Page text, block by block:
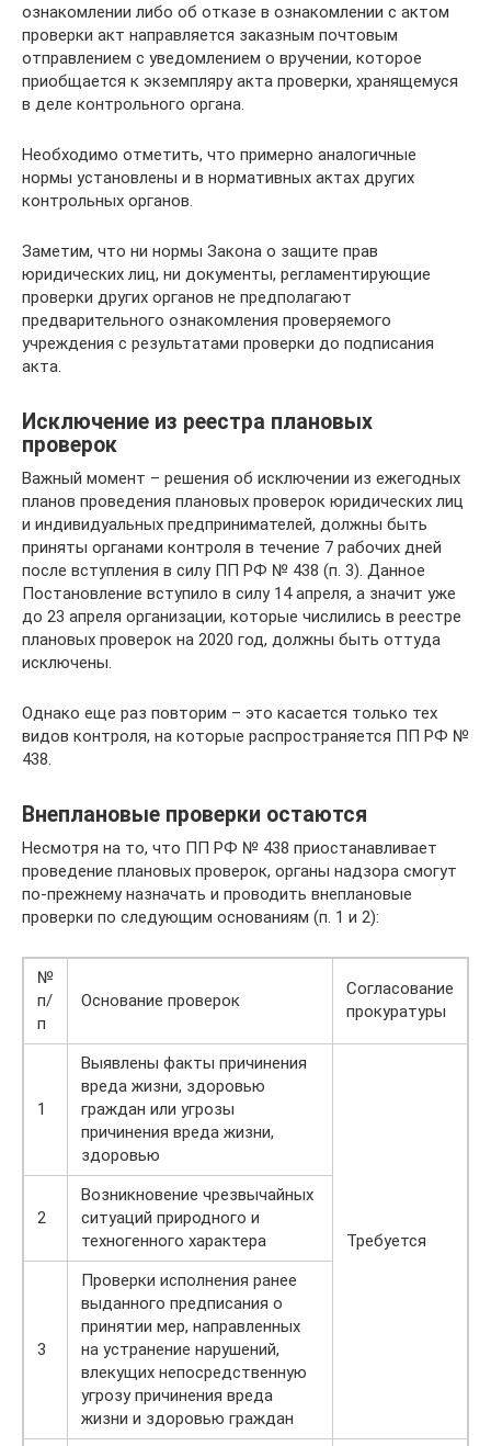
ознакомлении либо об отказе в ознакомлении с актом
проверки акт направляется заказным почтовым
отправлением с уведомлением о вручении, которое
приобщается к экземпляру акта проверки, хранящемуся
в деле контрольного органа.
Необходимо отметить, что примерно аналогичные
нормы установлены и в нормативных актах других
контрольных органов.
Заметим, что ни нормы Закона о защите прав
юридических лиц, ни документы, регламентирующие
проверки других органов не предполагают
предварительного ознакомления проверяемого
учреждения с результатами проверки до подписания
акта.
Исключение из реестра плановых
проверок
Важный момент – решения об исключении из ежегодных
планов проведения плановых проверок юридических лиц
и индивидуальных предпринимателей, должны быть
приняты органами контроля в течение 7 рабочих дней
после вступления в силу ПП РФ № 438 (п. 3). Данное
Постановление вступило в силу 14 апреля, а значит уже
до 23 апреля организации, которые числились в реестре
плановых проверок на 2020 год, должны быть оттуда
исключены.
Однако еще раз повторим – это касается только тех
видов контроля, на которые распространяется ПП РФ №
438.
Внеплановые проверки остаются
Несмотря на то, что ПП РФ № 438 приостанавливает
проведение плановых проверок, органы надзора смогут
по-прежнему назначать и проводить внеплановые
проверки по следующим основаниям (п. 1 и 2):
№
п/
п
Основание проверок
Согласование
прокуратуры
1
Выявлены факты причинения
вреда жизни, здоровью
граждан или угрозы
причинения вреда жизни,
здоровью
Требуется
2
Возникновение чрезвычайных
ситуаций природного и
техногенного характера
3
Проверки исполнения ранее
выданного предписания о
принятии мер, направленных
на устранение нарушений,
влекущих непосредственную
угрозу причинения вреда
жизни и здоровью граждан